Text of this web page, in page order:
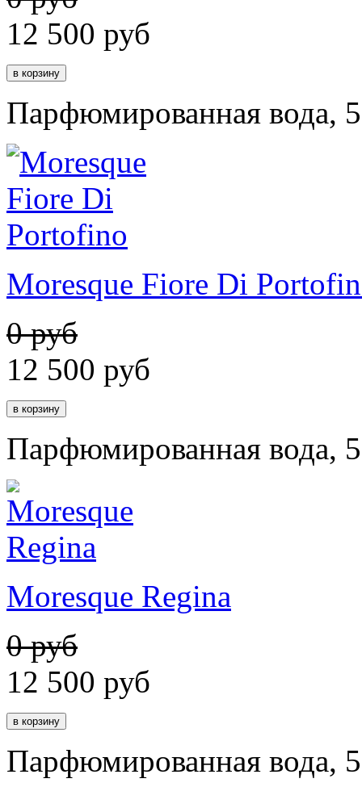
12 500 руб
Парфюмированная вода,
Moresque Fiore Di
0 руб
12 500 руб
Парфюмированная вода,
Moresque Regina
0 руб
12 500 руб
Парфюмированная вода,